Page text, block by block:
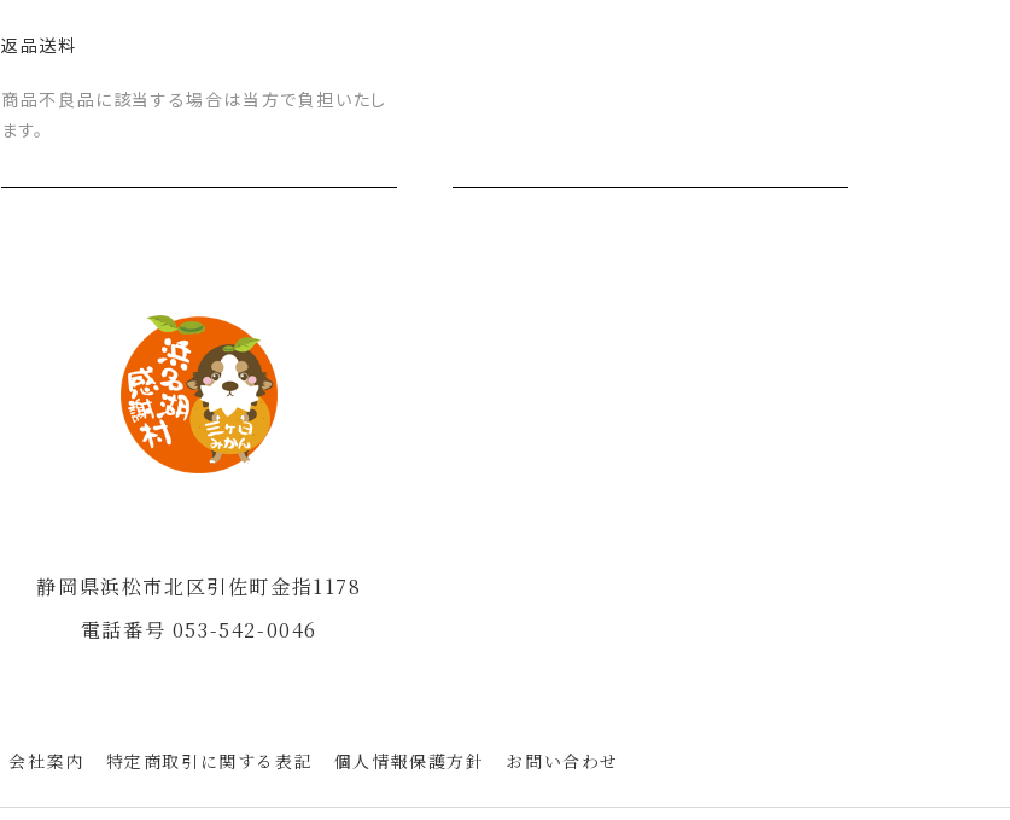
返品送料
商品不良品に該当する場合は当方で負担いたし
ます。
静岡県浜松市北区引佐町金指1178
電話番号 053-542-0046
会社案内 特定商取引に関する表記 個人情報保護方針 お問い合わせ